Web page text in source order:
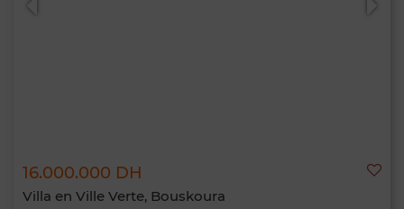
16.000.000 DH
Villa en Ville Verte, Bouskoura